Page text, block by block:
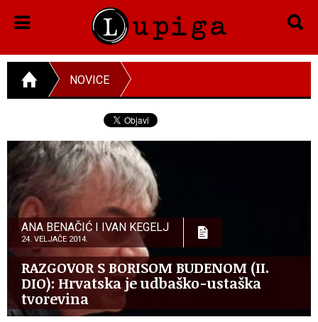
NOVICE
ANA BENAČIĆ I IVAN KEGELJ
24. VELJAČE 2014.
RAZGOVOR S BORISOM BUDENOM (II.
DIO): Hrvatska je udbaško-ustaška
tvorevina